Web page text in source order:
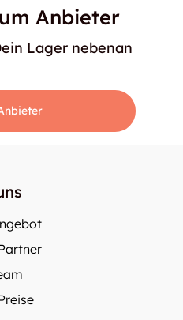
Anbieter
Lager nebenan